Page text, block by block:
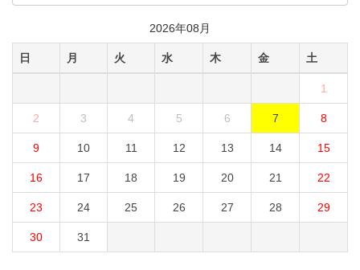
2026年08月
日 月 火 水 木 金 土
1
2 3 4 5 6 7 8
9 10 11 12 13 14 15
16 17 18 19 20 21 22
23 24 25 26 27 28 29
30 31